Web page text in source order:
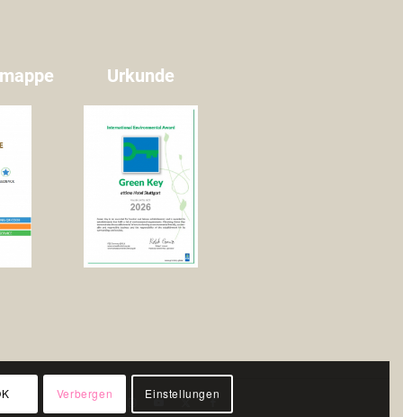
Urkunde
Verbergen Einstellungen